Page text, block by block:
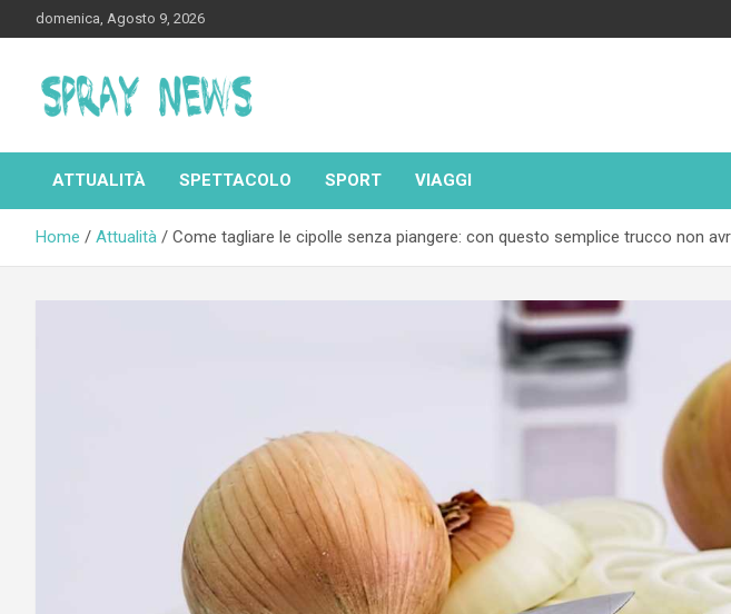
to
domenica, Agosto 9, 2026
Spraynews.it
ATTUALITÀ SPETTACOLO SPORT VIAGGI
Home Attualità Come tagliare le cipolle senza piangere: con questo semplice trucco non